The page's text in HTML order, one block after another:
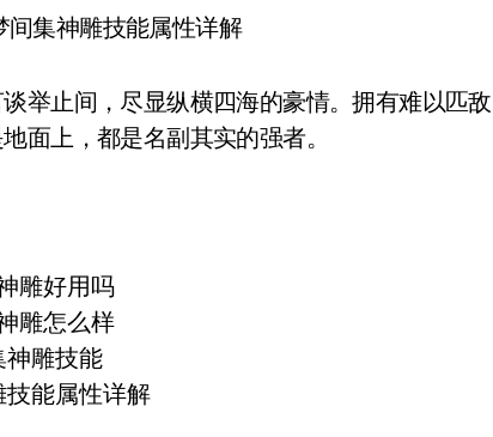
止间，尽显纵横四海的豪情。拥有难以匹敌
面上，都是名副其实的强者。